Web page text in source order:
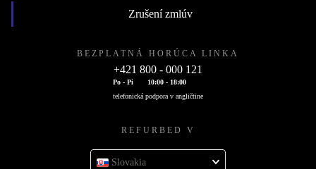
Zrušení zmlúv
BEZPLATNÁ HORÚCA LINKA
+421 800 - 000 121
Po - Pi
10:00 - 18:00
telefonická podpora v angličtine
REFURBED V
Slovakia